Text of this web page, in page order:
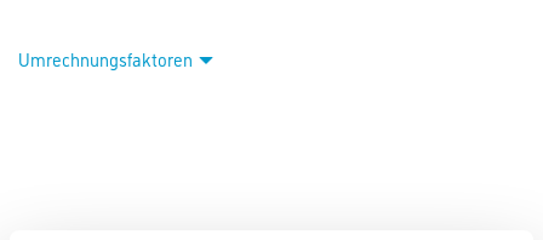
Umrechnungsfaktoren